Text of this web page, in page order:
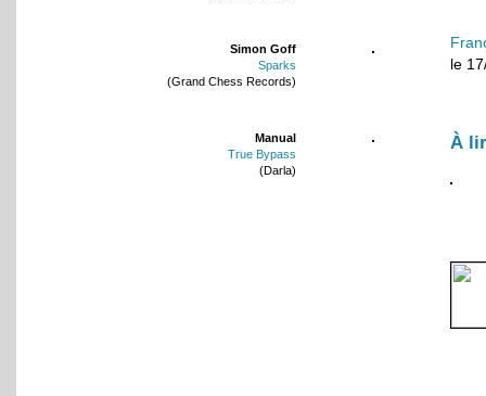
Simon Goff
Sparks
(Grand Chess Records)
Manual
True Bypass
(Darla)
le
À